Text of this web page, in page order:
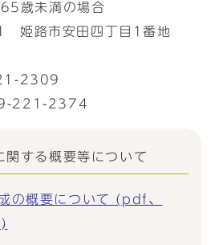
歳未満の場合
姫路市安田四丁目1番地
2309
221-2374
関する概要等について
の概要について (pdf、